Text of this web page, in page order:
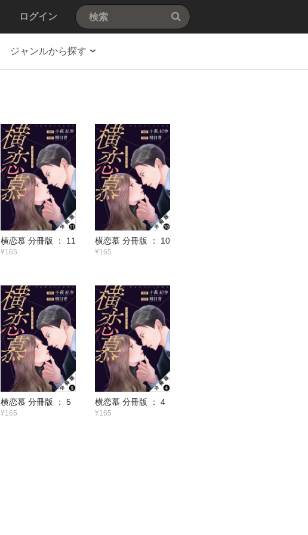
ログイン
ジャンルから探す
横恋慕 分冊版 ： 11
¥165
横恋慕 分冊版 ： 10
¥165
横恋慕 分冊版 ： 5
¥165
横恋慕 分冊版 ： 4
¥165